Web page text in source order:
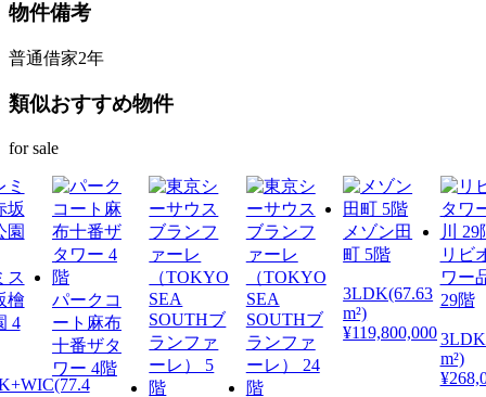
物件備考
普通借家2年
類似おすすめ物件
for sale
ス
檜
4
パークコ
ート麻布
十番ザタ
ワー 4階
メゾン田
町 5階
3LDK(67.63
m²)
¥119,800,000
リビ
ワー
29階
m²)